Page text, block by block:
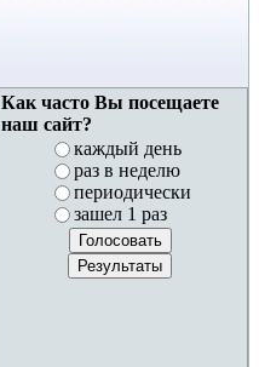
Как часто Вы посещаете
наш сайт?
каждый день
раз в неделю
периодически
зашел 1 раз